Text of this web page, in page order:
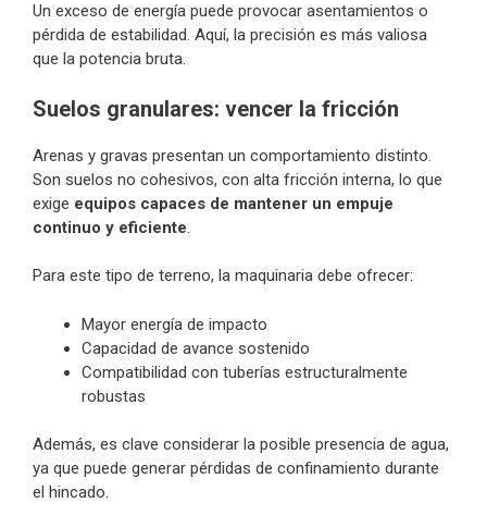
Un exceso de energía puede provocar asentamientos o
pérdida de estabilidad. Aquí, la precisión es más valiosa
que la potencia bruta.
Suelos granulares: vencer la fricción
Arenas y gravas presentan un comportamiento distinto.
Son suelos no cohesivos, con alta fricción interna, lo que
exige equipos capaces de mantener un empuje
continuo y eficiente
Para este tipo de terreno, la maquinaria debe ofrecer:
Mayor energía de impacto
Capacidad de avance sostenido
Compatibilidad con tuberías estructuralmente
robustas
Además, es clave considerar la posible presencia de agua,
ya que puede generar pérdidas de confinamiento durante
el hincado.